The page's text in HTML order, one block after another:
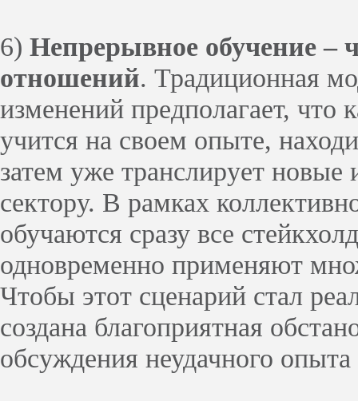
6) Непрерывное обучение –
отношений. Традиционная
изменений предполагает, что
учится на своем опыте,
затем уже транслирует новые
сектору. В рамках
обучаются сразу все
одновременно применяют
Чтобы этот сценарий стал
создана благоприятная
обсуждения неудачного